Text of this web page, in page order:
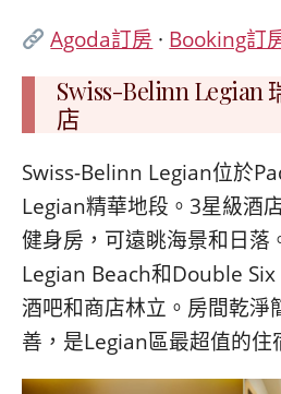
Agoda訂房 · Booking訂
Swiss-Belinn Legian
店
Swiss-Belinn Legian位於
Legian精華地段。3星級酒
健身房，可遠眺海景和日落
Legian Beach和Double Six
酒吧和商店林立。房間乾淨
善，是Legian區最超值的住